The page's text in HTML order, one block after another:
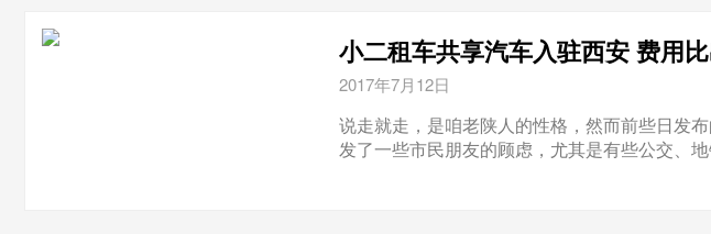
小二租车共享汽车入驻西安 费用
2017年7月12日
说走就走，是咱老陕人的性格，然而前些日发
发了一些市民朋友的顾虑，尤其是有些公交、